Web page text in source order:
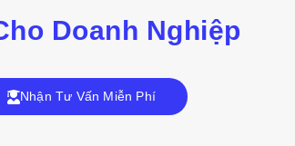
Doanh Nghiệp
Nhận Tư Vấn Miễn Phí